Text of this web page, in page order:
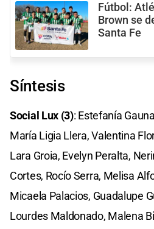
Fútbol:
Brown se
Santa Fe
Síntesis
Social Lux (3): Estefanía
María Ligia Llera, Valentina
Lara Groia, Evelyn Peralta,
Cortes, Rocío Serra, Melisa
Micaela Palacios, Guadalupe
Lourdes Maldonado, Malena